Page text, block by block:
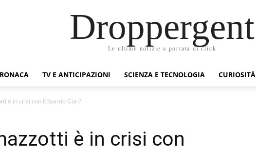
Droppergent
Le ultime notizie a portata di click
TV E ANTICIPAZIONI SCIENZA E TECNOLOGIA CURIOSITÀ
è in crisi con Edoardo Gori?
è in crisi con